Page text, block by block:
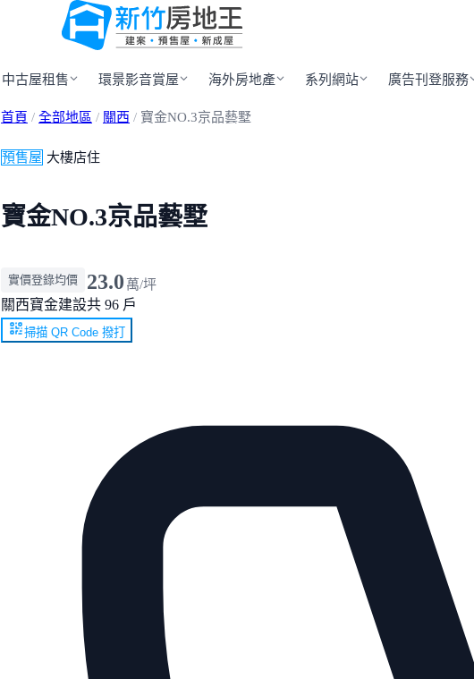
中古屋租售 環景影音賞屋 海外房地產 系列網站 廣告刊登服務
首頁 / 全部地區 / 關西 / 寶金NO.3京品藝墅
預售屋 大樓店住
寶金NO.3京品藝墅
實價登錄均價 23.0 萬/坪
關西寶金建設共 96 戶
掃描 QR Code 撥打